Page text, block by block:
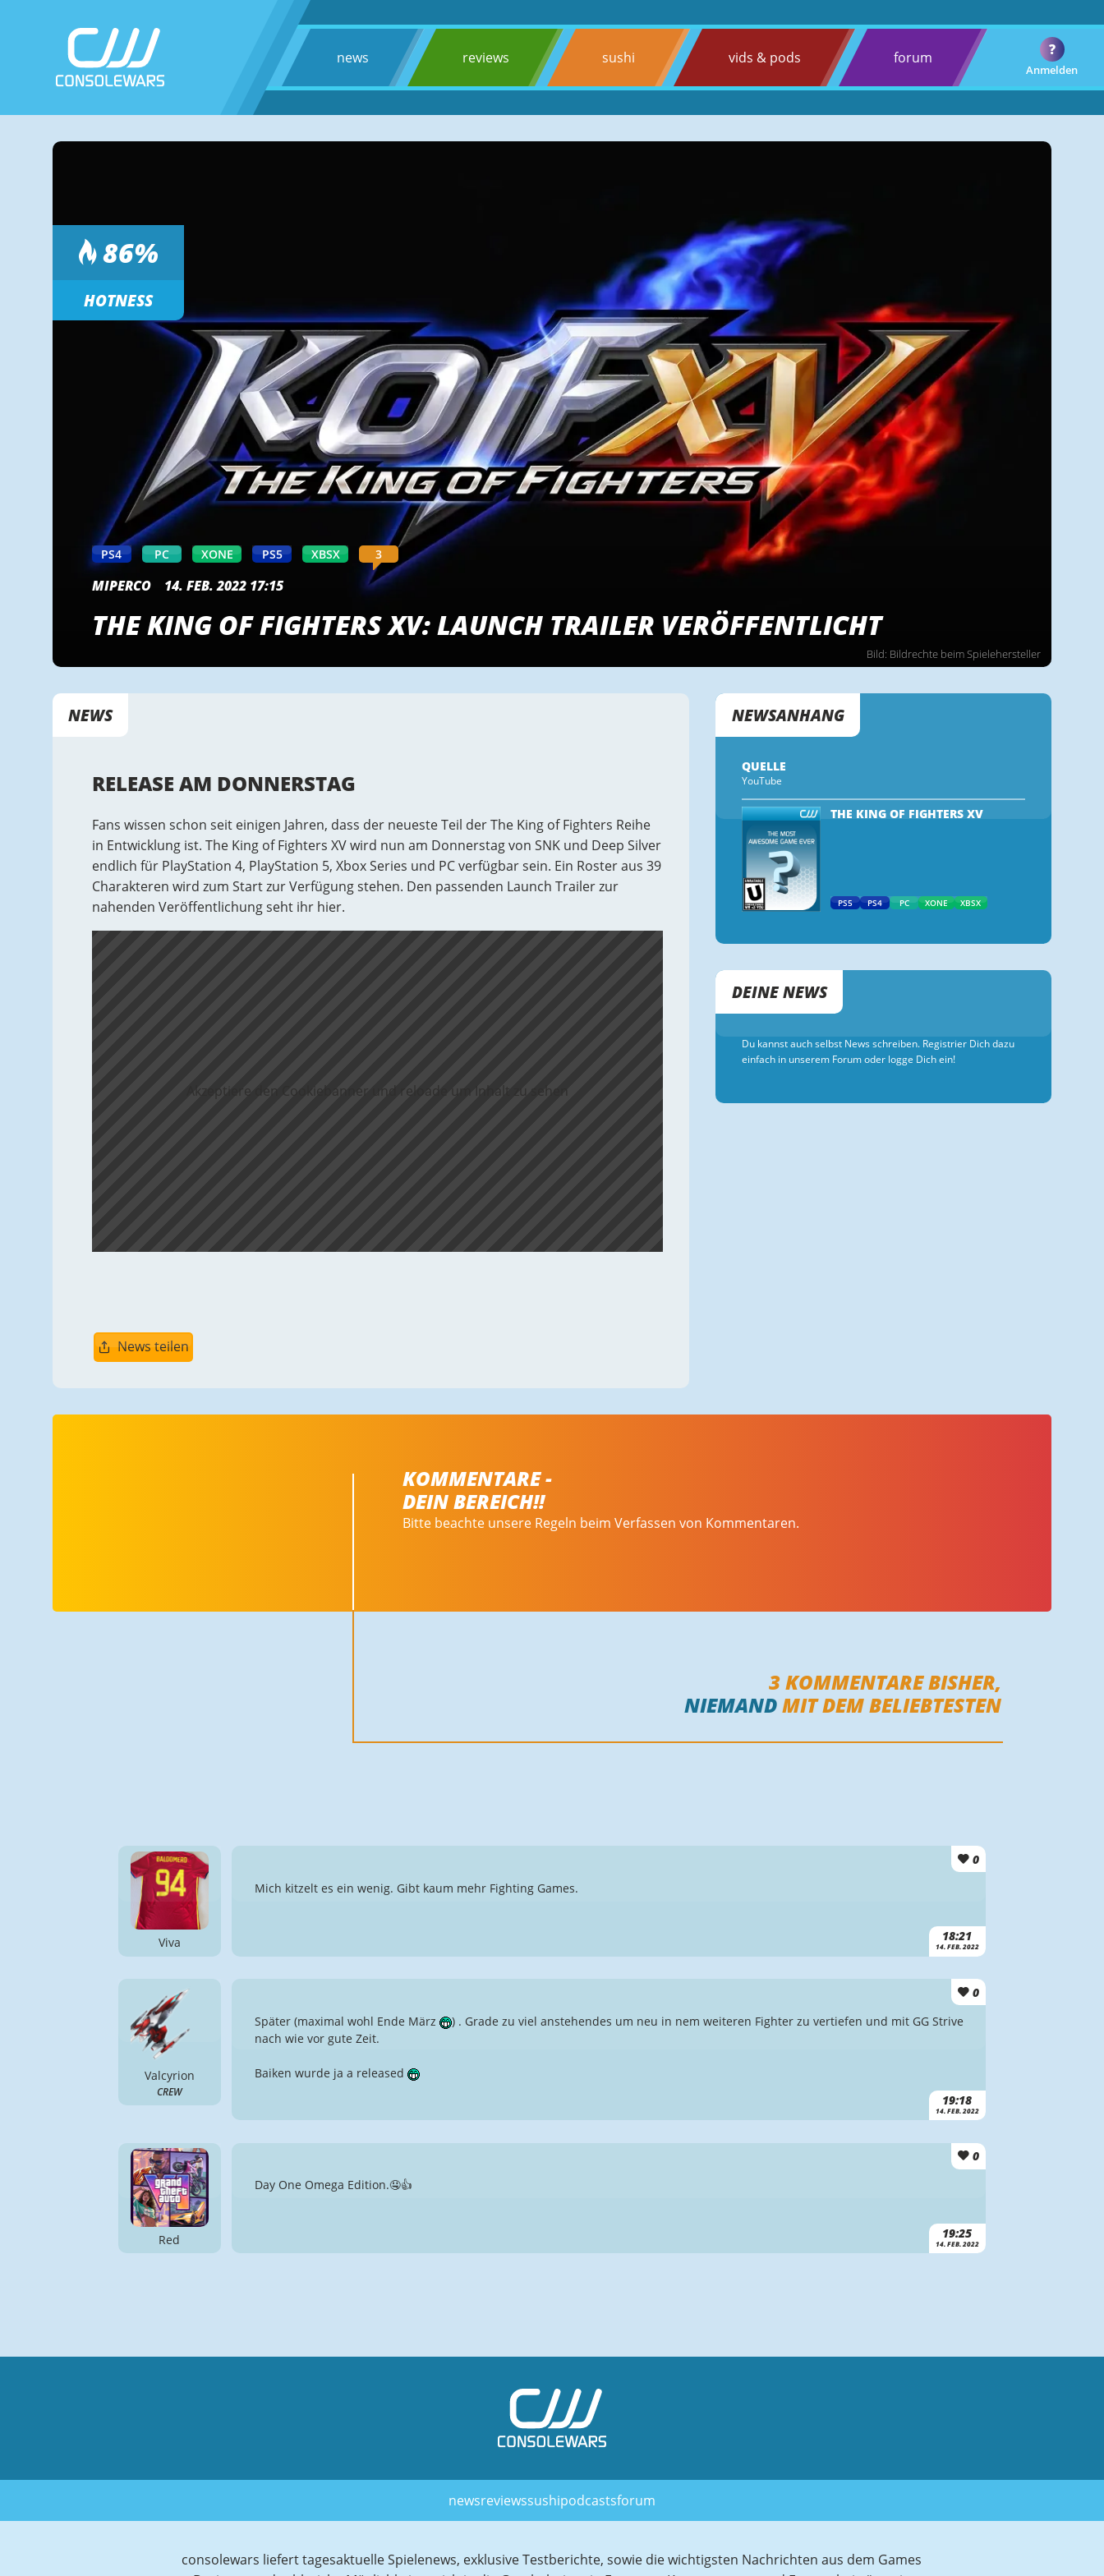
news reviews sushi vids & pods forum
Anmelden
?
Bild: Bildrechte beim Spielehersteller
86%
HOTNESS
PS4 PC XONE PS5 XBSX 3
MIPERCO 14. FEB. 2022 17:15
THE KING OF FIGHTERS XV: LAUNCH TRAILER VERÖFFENTLICHT
NEWS
RELEASE AM DONNERSTAG
Fans wissen schon seit einigen Jahren, dass der neueste Teil der The King of Fighters Reihe
in Entwicklung ist. The King of Fighters XV wird nun am Donnerstag von SNK und Deep Silver
endlich für PlayStation 4, PlayStation 5, Xbox Series und PC verfügbar sein. Ein Roster aus 39
Charakteren wird zum Start zur Verfügung stehen. Den passenden Launch Trailer zur
nahenden Veröffentlichung seht ihr hier.
Akzeptiere den Cookiebanner und reloade um Inhalt zu sehen
News teilen
NEWSANHANG
QUELLE
YouTube
THE KING OF FIGHTERS XV
PS5 PS4 PC XONE XBSX
DEINE NEWS
Du kannst auch selbst News schreiben. Registrier Dich dazu
einfach in unserem Forum oder logge Dich ein!
KOMMENTARE -
DEIN BEREICH!!
Bitte beachte unsere Regeln beim Verfassen von Kommentaren.
3KOMMENTARE BISHER,
NIEMANDMIT DEM BELIEBTESTEN
Viva
0
18:21
14. FEB. 2022
Mich kitzelt es ein wenig. Gibt kaum mehr Fighting Games.
Valcyrion
CREW
0
19:18
14. FEB. 2022
Später (maximal wohl Ende März
) . Grade zu viel anstehendes um neu in nem weiteren Fighter zu vertiefen und mit GG Strive
nach wie vor gute Zeit.
Baiken wurde ja a released
Red
0
19:25
14. FEB. 2022
Day One Omega Edition.🤤👍
newsreviewssushipodcastsforum
consolewars liefert tagesaktuelle Spielenews, exklusive Testberichte, sowie die wichtigsten Nachrichten aus dem Games